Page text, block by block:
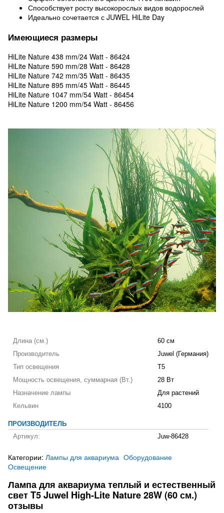
Способствует росту высокорослых видов водорослей
Идеально сочетается с JUWEL HiLite Day
Имеющиеся размеры
HiLite Nature 438 mm/24 Watt - 86424
HiLite Nature 590 mm/28 Watt - 86428
HiLite Nature 742 mm/35 Watt - 86435
HiLite Nature 895 mm/45 Watt - 86445
HiLite Nature 1047 mm/54 Watt - 86454
HiLite Nature 1200 mm/54 Watt - 86456
Длина (см.)
60 см
Производитель
Juwel (Германия)
Тип освещения
T5
Мощность освещения, суммарная (Вт.)
28 Вт
Назначение лампы
Для растений
Кельвин
4100
ПРОИЗВОДИТЕЛЬ
Артикул:
Juw-86428
Категории: Лампы для аквариума Оборудование
Освещение
Лампа для аквариума теплый и естественный
свет T5 Juwel High-Lite Nature 28W (60 см.)
отзывы